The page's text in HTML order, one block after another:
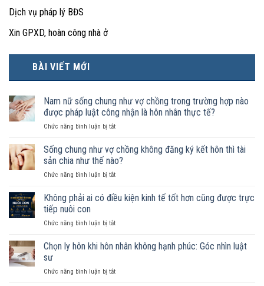
Dịch vụ pháp lý BĐS
Xin GPXD, hoàn công nhà ở
BÀI VIẾT MỚI
Nam nữ sống chung như vợ chồng trong trường hợp nào
được pháp luật công nhận là hôn nhân thực tế?
Chức năng bình luận bị tắtở
nữ
sống
chung
như
chồng
hợp
được
công
Sống chung như vợ chồng không đăng ký kết hôn thì tài
sản chia như thế nào?
Chức năng bình luận bị tắtở
chung
chồng
đăng
hôn
Không phải ai có điều kiện kinh tế tốt hơn cũng được trực
tiếp nuôi con
Chức năng bình luận bị tắtở
phải
điều
Chọn ly hôn khi hôn nhân không hạnh phúc: Góc nhìn luật
sư
Chức năng bình luận bị tắtở